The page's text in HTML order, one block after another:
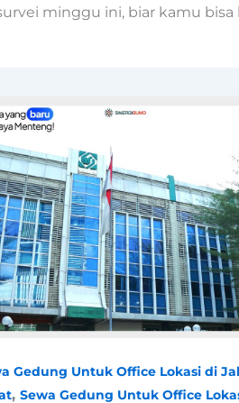
minggu ini, biar kamu
Gedung Untuk Office Lokasi di
, Sewa Gedung Untuk Office